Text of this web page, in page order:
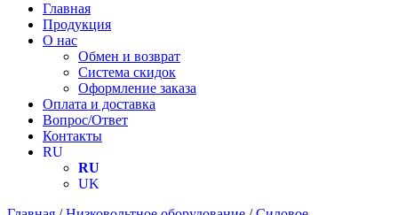
Главная
Продукция
О нас
Обмен и возврат
Система скидок
Оформление заказа
Оплата и доставка
Вопрос/Ответ
Контакты
RU
RU
UK